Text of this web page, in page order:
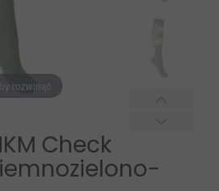
rozwinąć
Check